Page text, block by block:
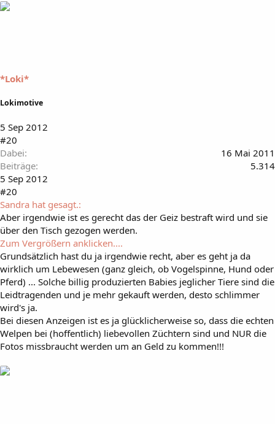
*Loki*
Lokimotive
5 Sep 2012
#20
Dabei
16 Mai 2011
Beiträge
5.314
5 Sep 2012
#20
Sandra hat gesagt.:
Aber irgendwie ist es gerecht das der Geiz bestraft wird und sie
über den Tisch gezogen werden.
Zum Vergrößern anklicken....
Grundsätzlich hast du ja irgendwie recht, aber es geht ja da
wirklich um Lebewesen (ganz gleich, ob Vogelspinne, Hund oder
Pferd) ... Solche billig produzierten Babies jeglicher Tiere sind die
Leidtragenden und je mehr gekauft werden, desto schlimmer
wird's ja.
Bei diesen Anzeigen ist es ja glücklicherweise so, dass die echten
Welpen bei (hoffentlich) liebevollen Züchtern sind und NUR die
Fotos missbraucht werden um an Geld zu kommen!!!